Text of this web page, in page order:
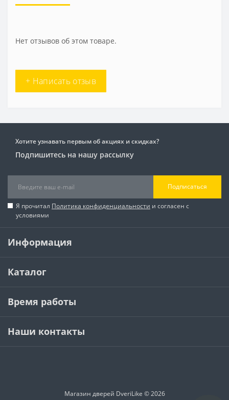
Нет отзывов об этом товаре.
+ Написать отзыв
Хотите узнавать первым об акциях и скидках?
Подпишитесь на нашу рассылку
Подписаться
Я прочитал Политика конфиденциальности и согласен с
условиями
Информация
Каталог
Время работы
Наши контакты
Магазин дверей DveriLike © 2026